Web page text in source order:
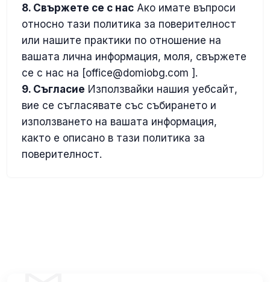
8. Свържете се с нас Ако имате въпроси
относно тази политика за поверителност
или нашите практики по отношение на
вашата лична информация, моля, свържете
се с нас на [office@domiobg.com ].
9. Съгласие Използвайки нашия уебсайт,
вие се съгласявате със събирането и
използването на вашата информация,
както е описано в тази политика за
поверителност.